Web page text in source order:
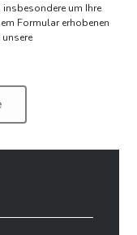
insbesondere um Ihre
Formular erhobenen